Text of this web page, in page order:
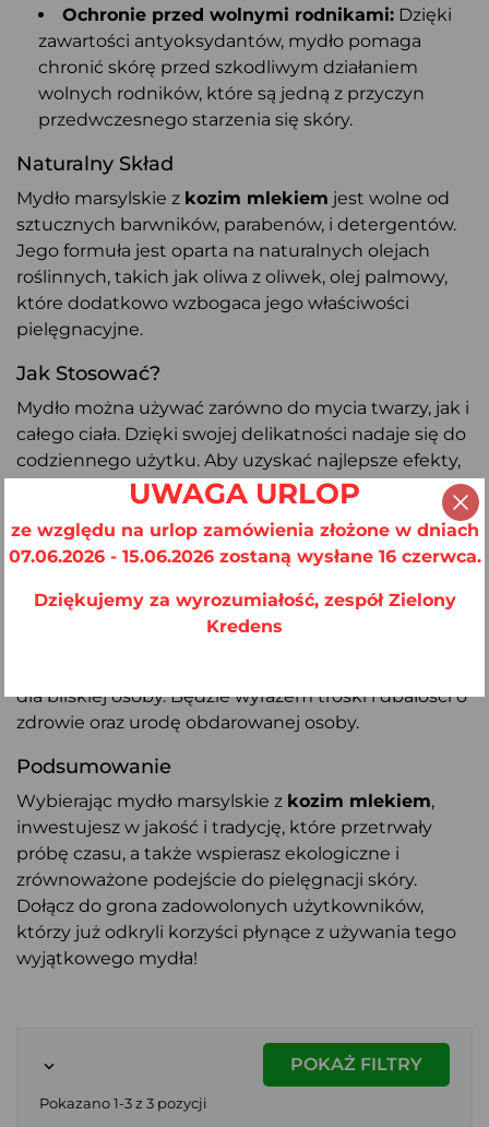
Ochronie przed wolnymi rodnikami: Dzięki
zawartości antyoksydantów, mydło pomaga
chronić skórę przed szkodliwym działaniem
wolnych rodników, które są jedną z przyczyn
przedwczesnego starzenia się skóry.
Naturalny Skład
Mydło marsylskie z kozim mlekiem jest wolne od
sztucznych barwników, parabenów, i detergentów.
Jego formuła jest oparta na naturalnych olejach
roślinnych, takich jak oliwa z oliwek, olej palmowy,
które dodatkowo wzbogaca jego właściwości
pielęgnacyjne.
Jak Stosować?
Mydło można używać zarówno do mycia twarzy, jak i
całego ciała. Dzięki swojej delikatności nadaje się do
codziennego użytku. Aby uzyskać najlepsze efekty,
zaleca się stosowanie go w połączeniu z letnią wodą
i delikatne masowanie skóry, co pozwoli na pełne
wykorzystanie jego odżywczych właściwości.
Dzięki swoim wyjątkowym właściwościom i
dla bliskiej osoby. Będzie wyrazem troski i dbałości o
zdrowie oraz urodę obdarowanej osoby.
Podsumowanie
Wybierając mydło marsylskie z kozim mlekiem,
inwestujesz w jakość i tradycję, które przetrwały
próbę czasu, a także wspierasz ekologiczne i
zrównoważone podejście do pielęgnacji skóry.
Dołącz do grona zadowolonych użytkowników,
którzy już odkryli korzyści płynące z używania tego
wyjątkowego mydła!
 POKAŻ FILTRY
Pokazano 1-3 z 3 pozycji
UWAGA URLOP
ze względu na urlop zamówienia złożone w dniach
07.06.2026 - 15.06.2026 zostaną wysłane 16 czerwca.
Dziękujemy za wyrozumiałość, zespół Zielony
Kredens